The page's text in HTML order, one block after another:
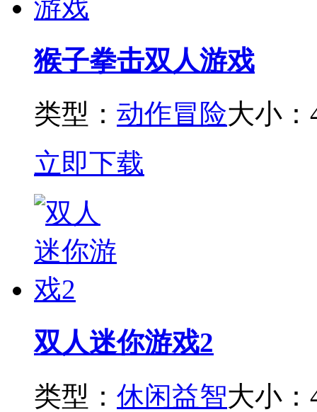
猴子拳击双人游戏
类型： 动作冒险大小：
立即下载
双人迷你游戏2
类型： 休闲益智大小：